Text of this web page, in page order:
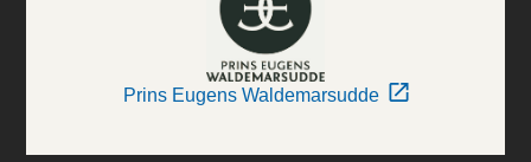
Prins Eugens Waldemarsudde